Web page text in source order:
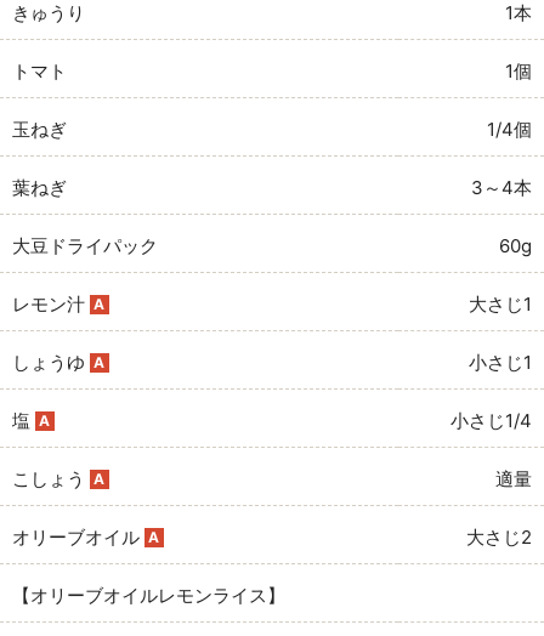
きゅうり 1本
トマト 1個
玉ねぎ 1/4個
葉ねぎ 3～4本
大豆ドライパック 60g
レモン汁 A 大さじ1
しょうゆ A 小さじ1
塩 A 小さじ1/4
こしょう A 適量
オリーブオイル A 大さじ2
【オリーブオイルレモンライス】